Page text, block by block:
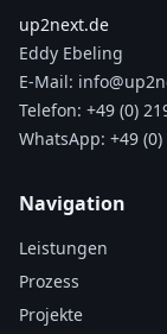
up2next.de
Eddy Ebeling
E-Mail:
Telefon: +49 (0)
WhatsApp: +49
Navigation
Leistungen
Prozess
Projekte